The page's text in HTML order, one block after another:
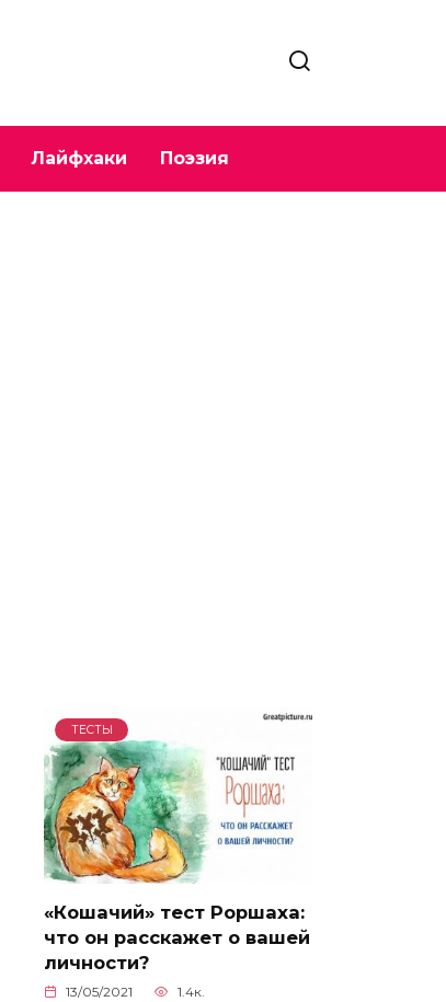
Лайфхаки Поэзия
ТЕСТЫ
«Кошачий» тест Роршаха:
что он расскажет о вашей
личности?
13/05/2021
1.4к.